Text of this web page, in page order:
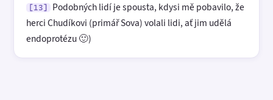
[13]
Podobných lidí je spousta, kdysi mě pobavilo, že
herci Chudíkovi (primář Sova) volali lidi, ať jim udělá
endoprotézu 🙂)